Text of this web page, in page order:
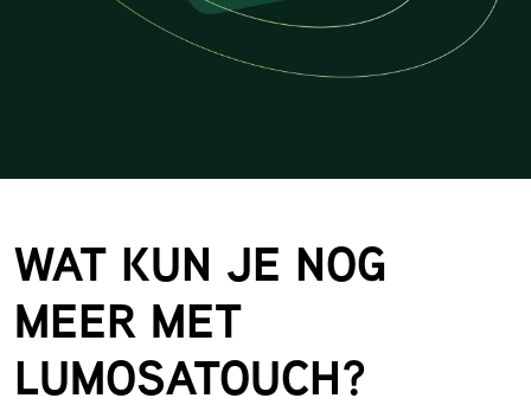
WAT KUN JE NOG
MEER MET
LUMOSATOUCH?